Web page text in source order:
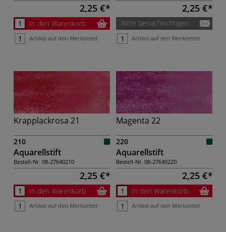
2,25 €
In den Warenkorb
Artikel auf den Merkzettel
2,25 €
Bitte benachrichtigen
Artikel auf den Merkzettel
Krapplackrosa 21
210
Aquarellstift
Bestell-Nr. 08-27640210
2,25 €
In den Warenkorb
Artikel auf den Merkzettel
Magenta 22
220
Aquarellstift
Bestell-Nr. 08-27640220
2,25 €
In den Warenkorb
Artikel auf den Merkzettel